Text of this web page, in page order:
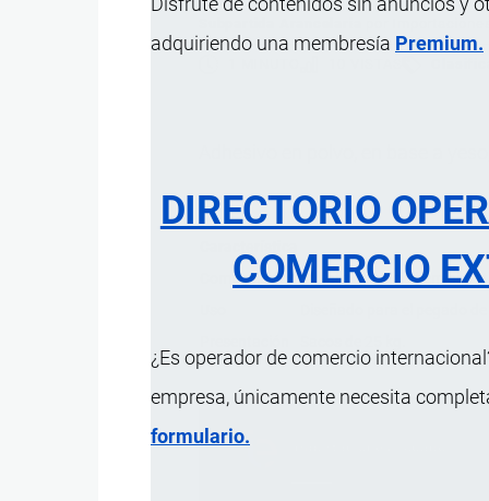
adquiriendo una membresía Premium.
DIRECTORIO
COMERCIO
¿Es operador de comercio
empresa, únicamente necesita
formulario.
Adhesivo en polvo, en base a
Composición
Sulfato de calcio
Diseñado para el pegado